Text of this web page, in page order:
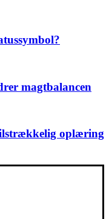
magtbalancen
oplæring